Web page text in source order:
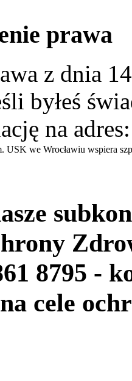
prawa
z dnia
byłeś
na
USK we Wrocławiu wspiera
8795 -
cele